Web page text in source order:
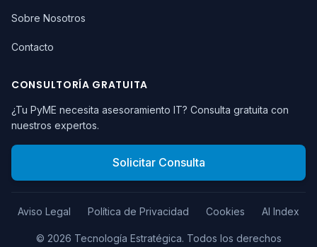
Sobre Nosotros
Contacto
CONSULTORÍA GRATUITA
¿Tu PyME necesita asesoramiento IT? Consulta gratuita con
nuestros expertos.
Solicitar Consulta
Aviso Legal Política de Privacidad Cookies AI Index
© 2026 Tecnología Estratégica. Todos los derechos